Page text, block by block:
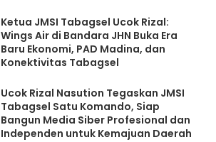
Ketua JMSI Tabagsel Ucok Rizal:
Wings Air di Bandara JHN Buka Era
Baru Ekonomi, PAD Madina, dan
Konektivitas Tabagsel
Ucok Rizal Nasution Tegaskan JMSI
Tabagsel Satu Komando, Siap
Bangun Media Siber Profesional dan
Independen untuk Kemajuan Daerah